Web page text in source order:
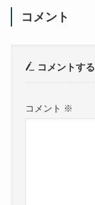
コメント
コメントする
コメント ※